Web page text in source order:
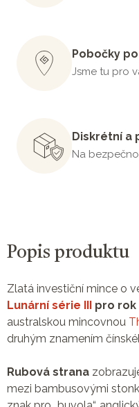
Pobočky
Jsme tu pro
Diskrétní a
Na
Popis produktu
Zlatá investiční mince o
Lunární série III pro rok
australskou mincovnou
druhým znamením
Rubová strana
mezi bambusovými